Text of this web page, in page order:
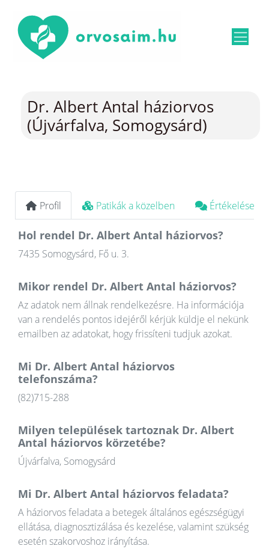
Dr. Albert Antal háziorvos
(Újvárfalva, Somogysárd)
Profil Patikák a közelben Értékelések
Hol rendel Dr. Albert Antal háziorvos?
7435 Somogysárd, Fő u. 3.
Mikor rendel Dr. Albert Antal háziorvos?
Az adatok nem állnak rendelkezésre. Ha információja
van a rendelés pontos idejéről kérjük küldje el nekünk
emailben az adatokat, hogy frissíteni tudjuk azokat.
Mi Dr. Albert Antal háziorvos
telefonszáma?
(82)715-288
Milyen települések tartoznak Dr. Albert
Antal háziorvos körzetébe?
Újvárfalva, Somogysárd
Mi Dr. Albert Antal háziorvos feladata?
A háziorvos feladata a betegek általános egészségügyi
ellátása, diagnosztizálása és kezelése, valamint szükség
esetén szakorvoshoz irányítása.